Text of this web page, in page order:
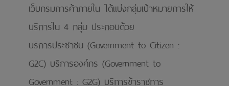
เว็บกรมการค้าภายใน ได้แบ่งกลุ่มเป้าหมายการให้
บริการใน 4 กลุ่ม ประกอบด้วย
บริการประชาชน (Government to Citizen :
G2C) บริการองค์กร (Government to
Government : G2G) บริการข้าราชการ